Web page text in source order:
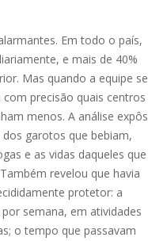
Em todo o país,
e mais de 40%
Mas quando a equipe se
precisão quais centros
menos. A análise expôs
garotos que bebiam,
e as vidas daqueles que
revelou que havia
protetor: a
semana, em atividades
o tempo que passavam